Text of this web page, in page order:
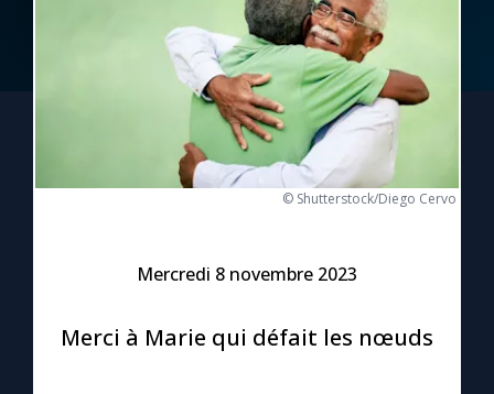
1000 Raisons de Croire
L'actualité de la semaine
La chaîne Youtube
© Shutterstock/Diego Cervo
Mercredi 8 novembre 2023
Merci à Marie qui défait les nœuds